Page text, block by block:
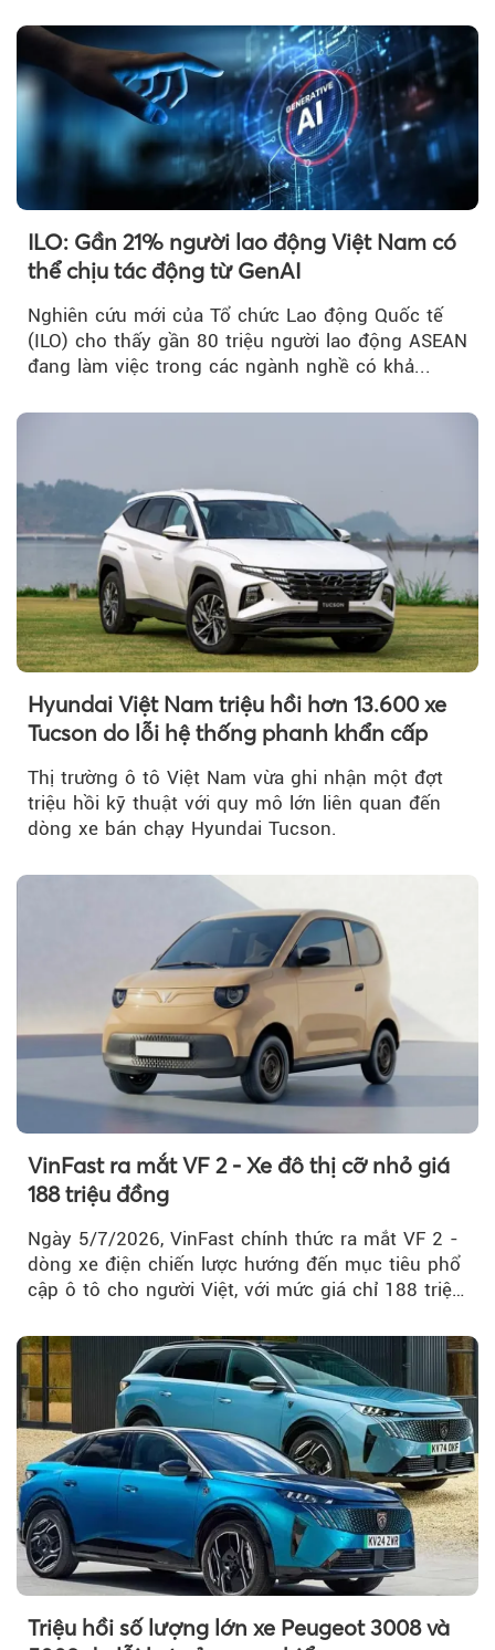
ILO: Gần 21% người lao động Việt Nam có
thể chịu tác động từ GenAI
Nghiên cứu mới của Tổ chức Lao động Quốc tế
(ILO) cho thấy gần 80 triệu người lao động ASEAN
đang làm việc trong các ngành nghề có khả...
Hyundai Việt Nam triệu hồi hơn 13.600 xe
Tucson do lỗi hệ thống phanh khẩn cấp
Thị trường ô tô Việt Nam vừa ghi nhận một đợt
triệu hồi kỹ thuật với quy mô lớn liên quan đến
dòng xe bán chạy Hyundai Tucson.
VinFast ra mắt VF 2 - Xe đô thị cỡ nhỏ giá
188 triệu đồng
Ngày 5/7/2026, VinFast chính thức ra mắt VF 2 -
dòng xe điện chiến lược hướng đến mục tiêu phổ
cập ô tô cho người Việt, với mức giá chỉ 188 triệu
Triệu hồi số lượng lớn xe Peugeot 3008 và